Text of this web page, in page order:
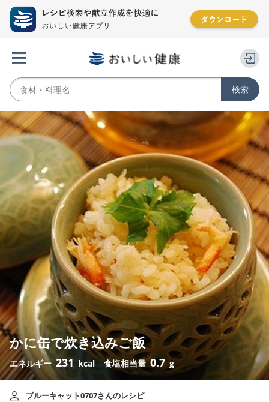
かに缶で炊き込みご飯
エネルギー 231 kcal 食塩相当量0.7 g
ブルーキャット0707さんのレシピ